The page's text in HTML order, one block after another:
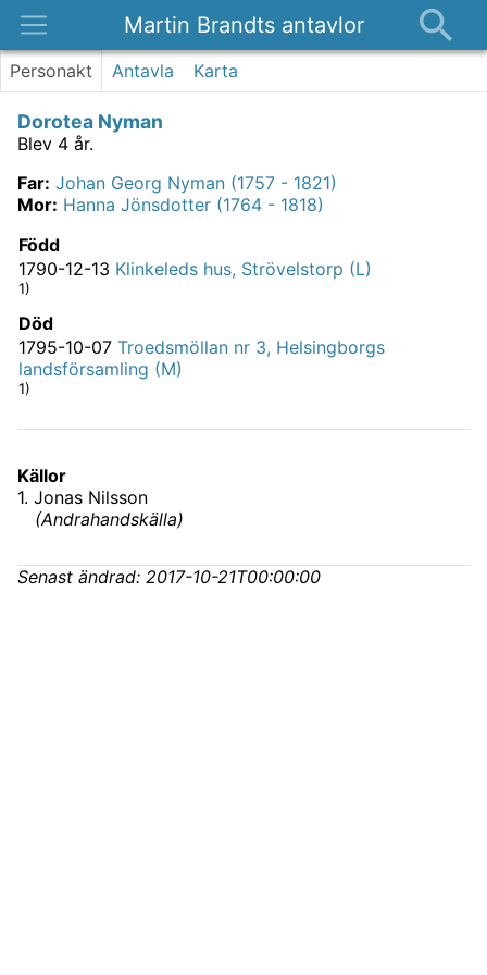
Martin Brandts antavlor
Platser
Om
Kontakt
Personakt Antavla Karta
Dorotea Nyman
Blev 4 år.
Far: Johan Georg Nyman (1757 - 1821)
Mor: Hanna Jönsdotter (1764 - 1818)
Född
1790-12-13 Klinkeleds hus, Strövelstorp (L)
1)
Död
1795-10-07 Troedsmöllan nr 3, Helsingborgs
landsförsamling (M)
1)
Källor
1. Jonas Nilsson
(Andrahandskälla)
Senast ändrad: 2017-10-21T00:00:00